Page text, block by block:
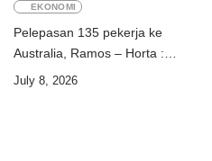
EKONOMI
Pelepasan 135 pekerja ke
Australia, Ramos – Horta :
“Kalian perkuat ekonomi dua
July 8, 2026